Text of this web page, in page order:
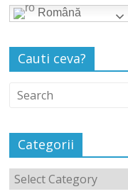
Română
Cauti ceva?
Categorii